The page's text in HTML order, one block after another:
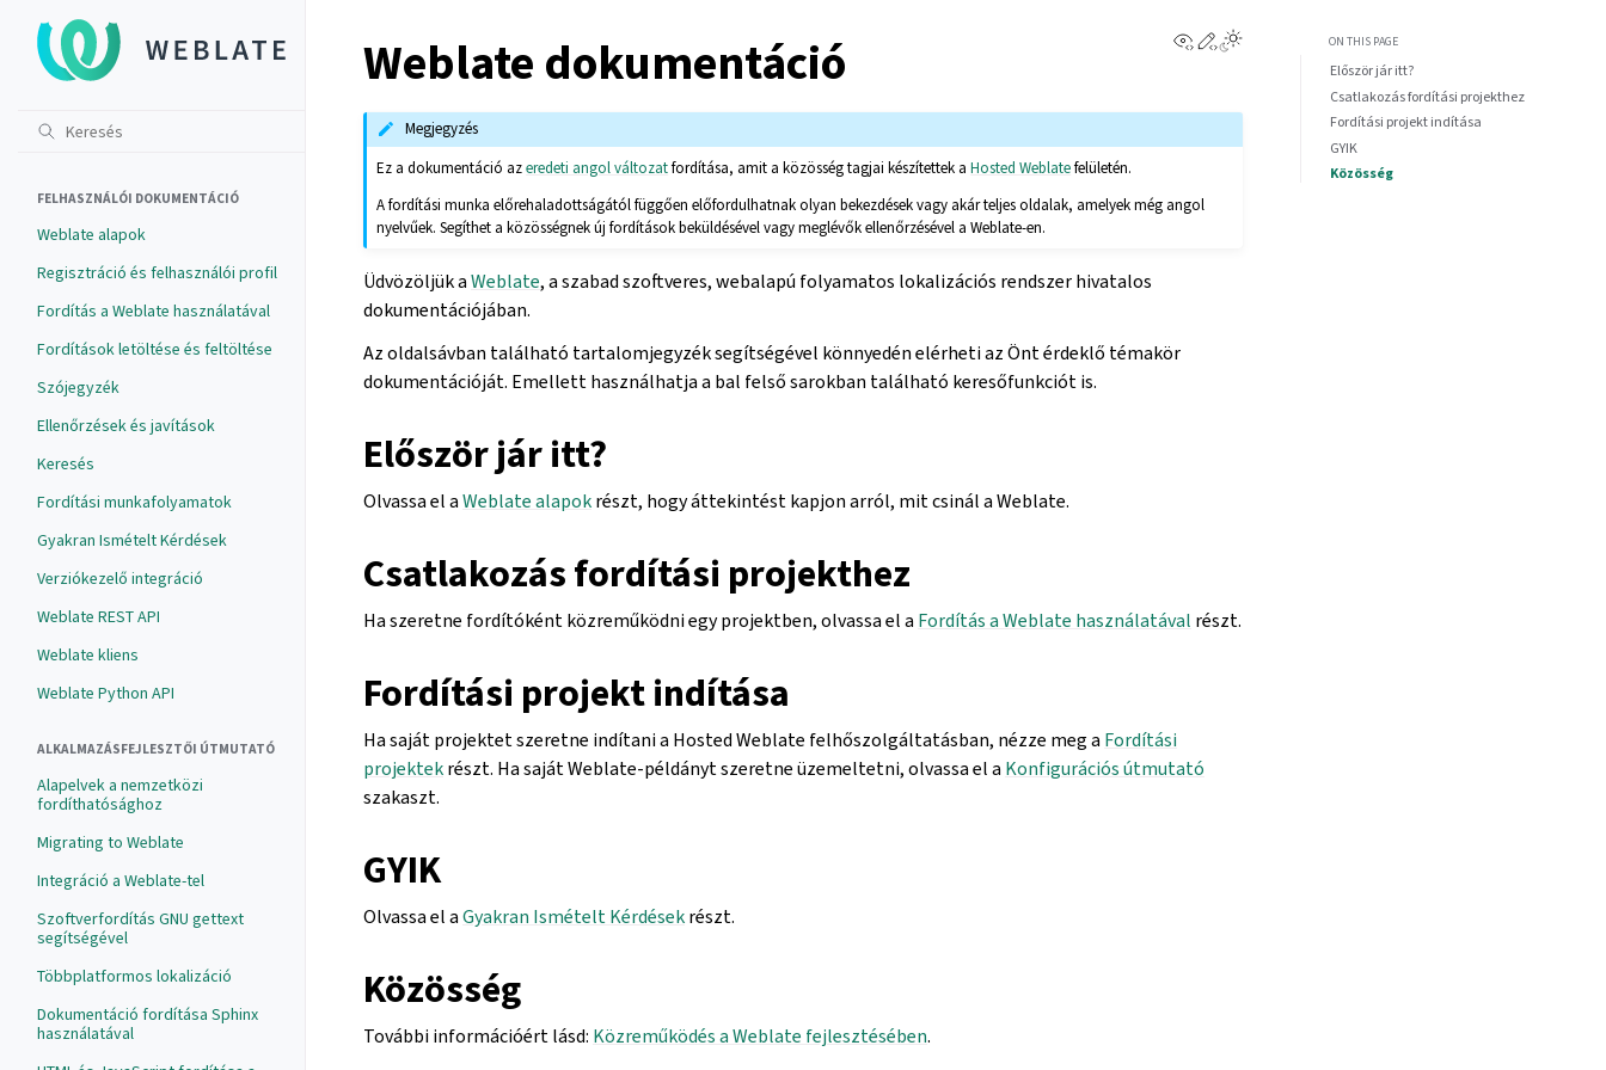
FELHASZNÁLÓI DOKUMENTÁCIÓ
Weblate alapok
Regisztráció és felhasználói profil
Fordítás a Weblate használatával
Fordítások letöltése és feltöltése
Szójegyzék
Ellenőrzések és javítások
Keresés
Fordítási munkafolyamatok
Gyakran Ismételt Kérdések
Verziókezelő integráció
Weblate REST API
Weblate kliens
Weblate Python API
ALKALMAZÁSFEJLESZTŐI ÚTMUTATÓ
Alapelvek a nemzetközi
fordíthatósághoz
Migrating to Weblate
Integráció a Weblate-tel
Szoftverfordítás GNU gettext
segítségével
Többplatformos lokalizáció
Dokumentáció fordítása Sphinx
használatával
View this page
Edit this page
Weblate dokumentáció
Megjegyzés
Ez a dokumentáció azeredeti angol változatfordítása, amit a közösség tagjai készítettek aHosted Weblatefelületén.
A fordítási munka előrehaladottságától függően előfordulhatnak olyan bekezdések vagy akár teljes oldalak, amelyek még angol
nyelvűek. Segíthet a közösségnek új fordítások beküldésével vagy meglévők ellenőrzésével a Weblate-en.
Üdvözöljük aWeblate, a szabad szoftveres, webalapú folyamatos lokalizációs rendszer hivatalos
dokumentációjában.
Az oldalsávban található tartalomjegyzék segítségével könnyedén elérheti az Önt érdeklő témakör
dokumentációját. Emellett használhatja a bal felső sarokban található keresőfunkciót is.
Először jár itt?
Olvassa el aWeblate alapokrészt, hogy áttekintést kapjon arról, mit csinál a Weblate.
Csatlakozás fordítási projekthez
Ha szeretne fordítóként közreműködni egy projektben, olvassa el a Fordítás a Weblate használatával részt.
Fordítási projekt indítása
Ha saját projektet szeretne indítani a Hosted Weblate felhőszolgáltatásban, nézze meg a Fordítási
projektekrészt. Ha saját Weblate-példányt szeretne üzemeltetni, olvassa el a Konfigurációs útmutató
szakaszt.
GYIK
Olvassa el aGyakran Ismételt Kérdésekrészt.
Közösség
További információért lásd: Közreműködés a Weblate fejlesztésében.
ON THIS PAGE
Először jár itt?
Csatlakozás fordítási projekthez
Fordítási projekt indítása
GYIK
Közösség